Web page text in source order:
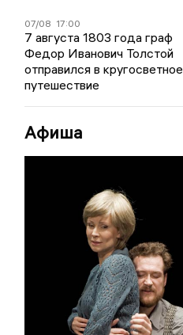
07/08 17:00
7 августа 1803 года граф
Федор Иванович Толстой
отправился в кругосветное
путешествие
Афиша